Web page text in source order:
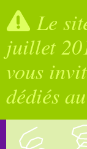
Le
juillet
vous
dédiés